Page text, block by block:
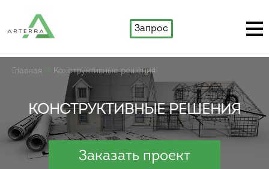
Запрос
Главная Конструктивные решения
КОНСТРУКТИВНЫЕ РЕШЕНИЯ
Заказать проект